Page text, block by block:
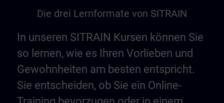
Die drei Lernformate von SITRAIN
In unseren SITRAIN Kursen können Sie
so lernen, wie es Ihren Vorlieben und
Gewohnheiten am besten entspricht.
Sie entscheiden, ob Sie ein Online-